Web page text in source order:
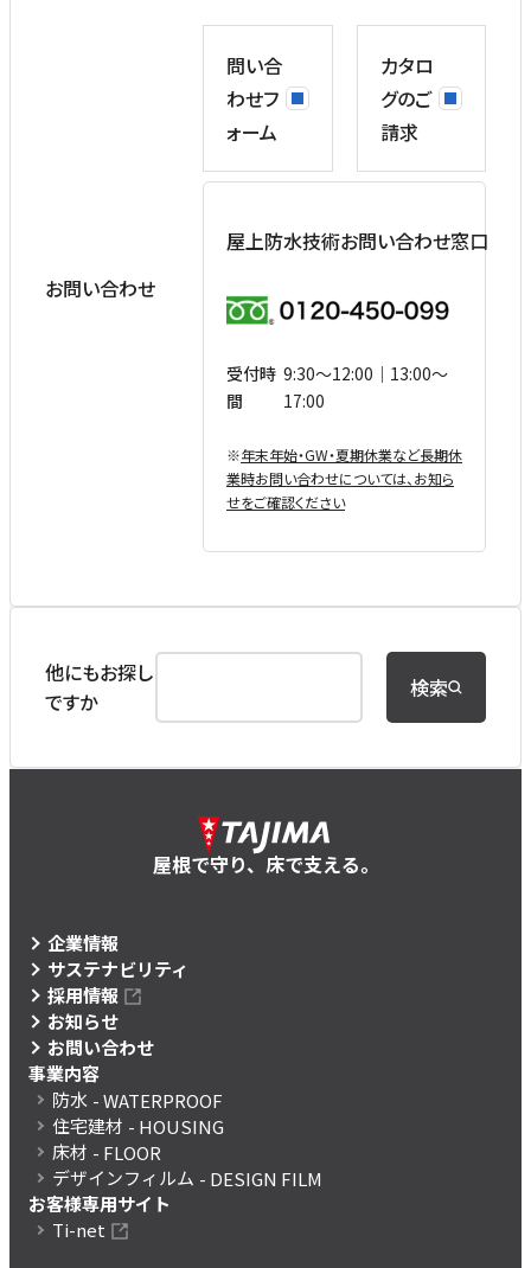
お問い合わせ
問い合
わせフ
ォーム
カタロ
グのご
請求
屋上防水技術お問い合わせ窓口
受付時
間
9:30〜12:00｜13:00〜
17:00
※年末年始・GW・夏期休業など⻑期休
業時お問い合わせについては、お知ら
せをご確認ください
他にもお探し
ですか
検索
屋根で守り、床で支える。
企業情報
サステナビリティ
採用情報
お知らせ
お問い合わせ
事業内容
防水 - WATERPROOF
住宅建材 - HOUSING
床材 - FLOOR
デザインフィルム - DESIGN FILM
お客様専用サイト
Ti-net